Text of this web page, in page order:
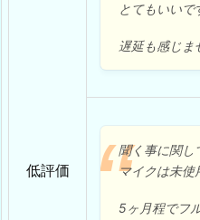
低評価
とてもいいで
遅延も感じま
聞く事に関し
マイクは未使
5ヶ月程でフ